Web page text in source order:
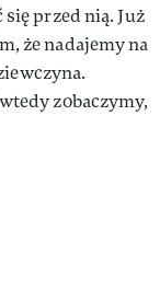
przed nią. Już
że nadajemy na
zobaczymy,